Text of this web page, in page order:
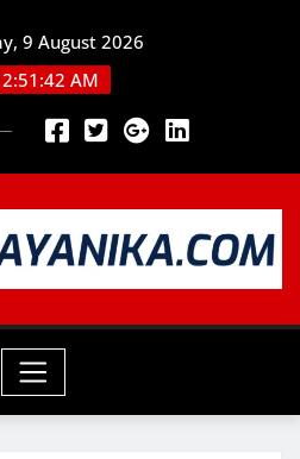
9 August 2026
AM